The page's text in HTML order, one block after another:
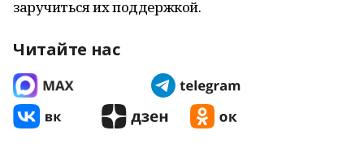
заручиться их поддержкой.
Читайте нас